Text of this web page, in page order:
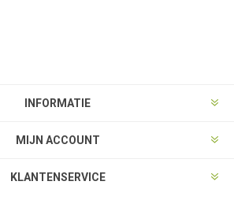
INFORMATIE
MIJN ACCOUNT
KLANTENSERVICE